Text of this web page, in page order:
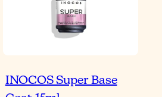
INOCOS Super Base